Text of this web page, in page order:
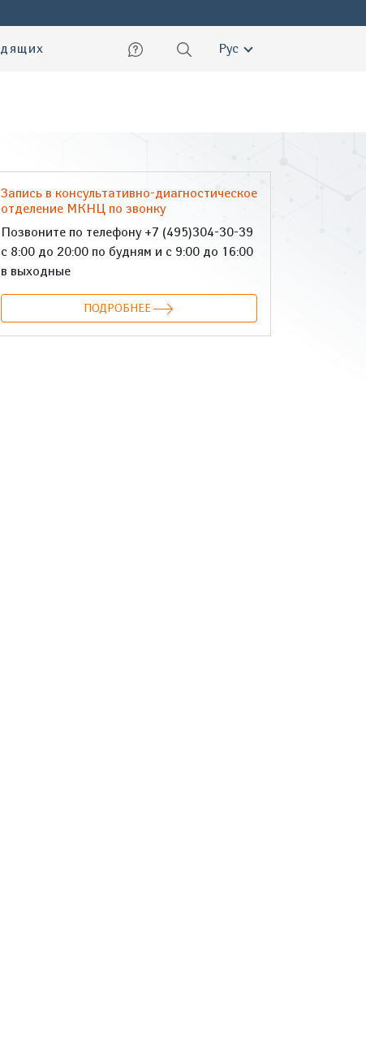
Русский
Запись в консультативно-диагностическое
отделение МКНЦ по звонку
Позвоните по телефону +7 (495)304-30-39
с 8:00 до 20:00 по будням и с 9:00 до 16:00
в выходные
ПОДРОБНЕЕ